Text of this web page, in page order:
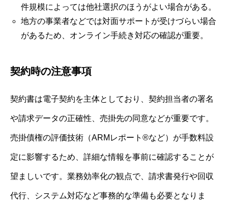
件規模によっては他社選択のほうがよい場合がある。
地方の事業者などでは対面サポートが受けづらい場合
があるため、オンライン手続き対応の確認が重要。
契約時の注意事項
契約書は電子契約を主体としており、契約担当者の署名
や請求データの正確性、売掛先の同意などが重要です。
売掛債権の評価技術（ARMレポート®など）が手数料設
定に影響するため、詳細な情報を事前に確認することが
望ましいです。業務効率化の観点で、請求書発行や回収
代行、システム対応など事務的な準備も必要となりま